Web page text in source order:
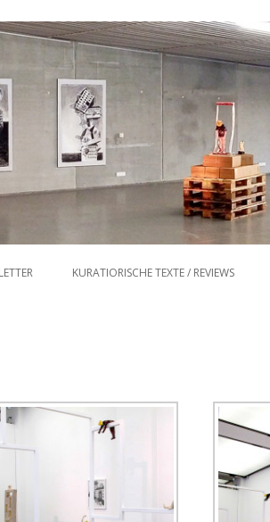
KURATIORISCHE TEXTE / REVIEWS